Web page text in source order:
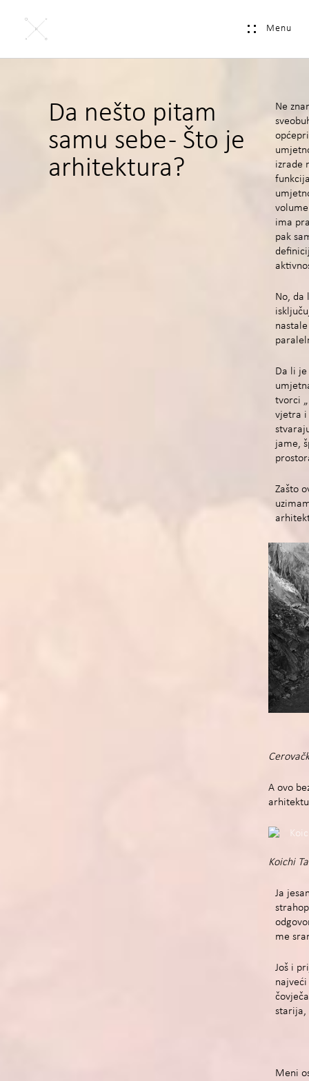
Menu
Da nešto pitam
samu sebe - Što je
arhitektura?
Ne
izrade
ima
pak
No,
Da li
tvorci
vjetra i
jame,
Zašto
A ovo
Koichi
Ja
me
Još i
starija,
Meni